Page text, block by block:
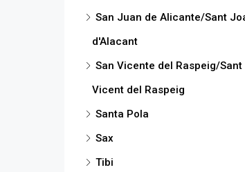
San Juan de Alicante/Sant
d'Alacant
San Vicente del Raspeig/Sant
Vicent del Raspeig
Santa Pola
Sax
Tibi